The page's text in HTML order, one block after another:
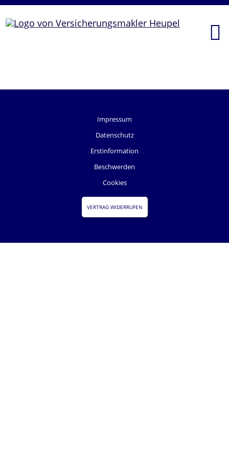
Impressum
Datenschutz
Erstinformation
Beschwerden
Cookies
VERTRAG WIDERRUFEN